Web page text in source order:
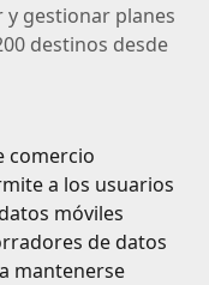
gestionar planes
destinos desde
comercio
a los usuarios
móviles
de datos
mantenerse